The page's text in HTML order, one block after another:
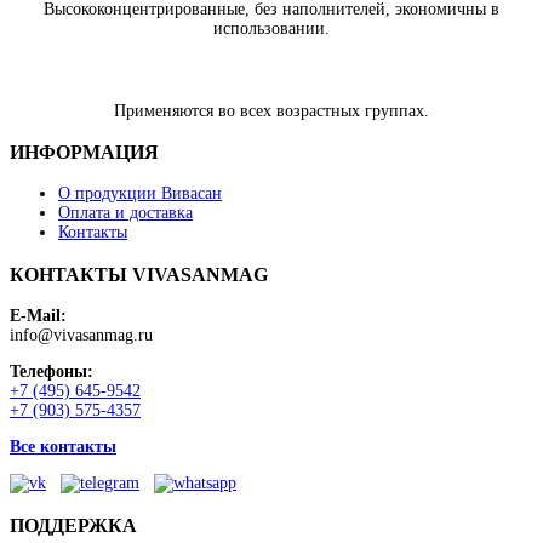
Высококонцентрированные, без наполнителей, экономичны в
использовании.
Применяются во всех возрастных группах.
ИНФОРМАЦИЯ
О продукции Вивасан
Оплата и доставка
Контакты
КОНТАКТЫ VIVASANMAG
E-Mail:
info@vivasanmag.ru
Телефоны:
+7 (495) 645-9542
+7 (903) 575-4357
Все контакты
ПОДДЕРЖКА